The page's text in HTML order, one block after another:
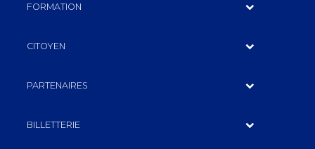
FORMATION
CITOYEN
PARTENAIRES
BILLETTERIE